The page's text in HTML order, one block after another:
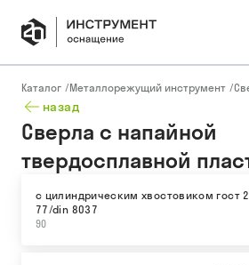
Каталог /Металлорежущий инструмент /
назад
Сверла с напайной
твердосплавной
с цилиндрическим хвостовиком гост
77/din 8037
90